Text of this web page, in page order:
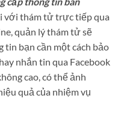
với thám tử trực tiếp qua
quản lý thám tử sẽ
tin bạn cần một cách bảo
nhắn tin qua Facebook
cao, có thể ảnh
quả của nhiệm vụ